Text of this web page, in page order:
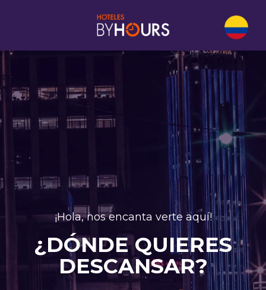
¡Hola, nos encanta verte aquí!
¿DÓNDE QUIERES
DESCANSAR?